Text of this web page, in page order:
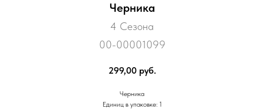
Черника
4 Сезона
00-00001099
299,00 руб.
Черника
Единиц в упаковке: 1